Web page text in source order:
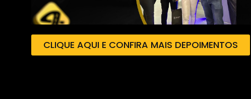
CLIQUE AQUI E CONFIRA MAIS DEPOIMENTOS